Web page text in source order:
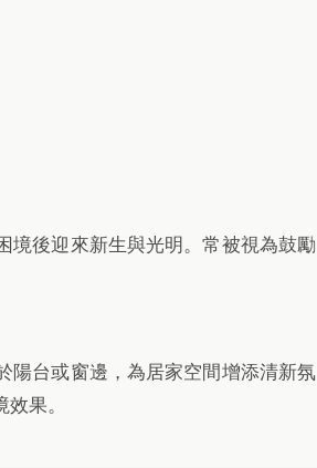
境後迎來新生與光明。常被視為鼓勵
陽台或窗邊，為居家空間增添清新氛
果。